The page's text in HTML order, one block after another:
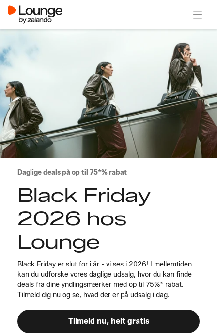
Daglige deals på op til 75*% rabat
Black Friday
2026 hos
Lounge
Black Friday er slut for i år - vi ses i 2026! I mellemtiden
kan du udforske vores daglige udsalg, hvor du kan finde
deals fra dine yndlingsmærker med op til 75%* rabat.
Tilmeld dig nu og se, hvad der er på udsalg i dag.
Tilmeld nu, helt gratis